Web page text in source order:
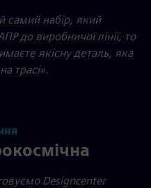
самий набір, який
до виробничої лінії, то
якісну деталь, яка
трасі».
Designcenter